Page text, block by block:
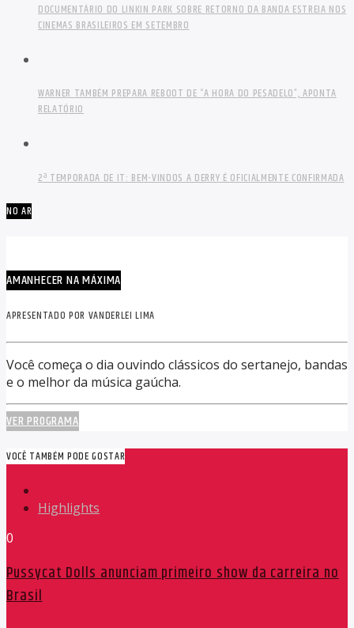
DOCUMENTÁRIO DO LINKIN PARK SOBRE RETORNO DA BANDA ESTREIA NOS
CINEMAS BRASILEIROS EM SETEMBRO
WARNER TAMBÉM PREPARA REBOOT DE “A HORA DO PESADELO”, APONTA
RELATÓRIO
2ª TEMPORADA DE IT: BEM-VINDOS A DERRY É OFICIALMENTE CONFIRMADA
NO AR
AMANHECER NA MÁXIMA
APRESENTADO POR VANDERLEI LIMA
Você começa o dia ouvindo clássicos do sertanejo, bandas
e o melhor da música gaúcha.
VER PROGRAMA
VOCÊ TAMBÉM PODE GOSTAR
Highlights
0
Pussycat Dolls anunciam primeiro show da carreira no
Brasil